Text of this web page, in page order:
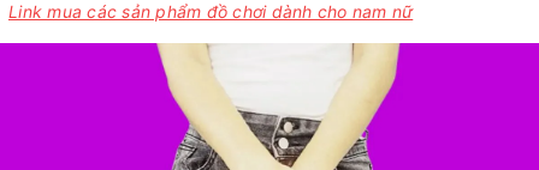
Link mua các sản phẩm đồ chơi dành cho nam nữ